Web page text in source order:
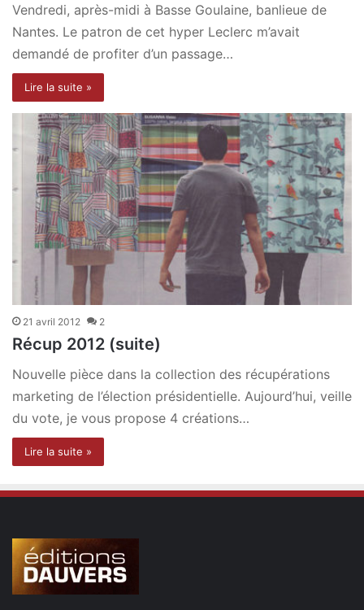
Vendredi, après-midi à Basse Goulaine, banlieue de
Nantes. Le patron de cet hyper Leclerc m’avait
demandé de profiter d’un passage…
Lire la suite »
21 avril 2012 2
Récup 2012 (suite)
Nouvelle pièce dans la collection des récupérations
marketing de l’élection présidentielle. Aujourd’hui, veille
du vote, je vous propose 4 créations…
Lire la suite »